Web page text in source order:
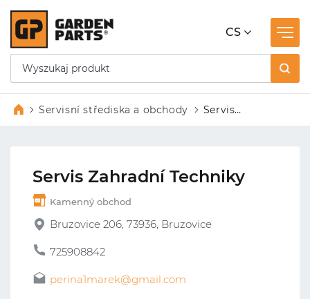
CS
Servisní střediska a obchody
Servis
Servis Zahradní Techniky
Kamenný obchod
Bruzovice 206, 73936, Bruzovice
725908842
perina1marek@gmail.com